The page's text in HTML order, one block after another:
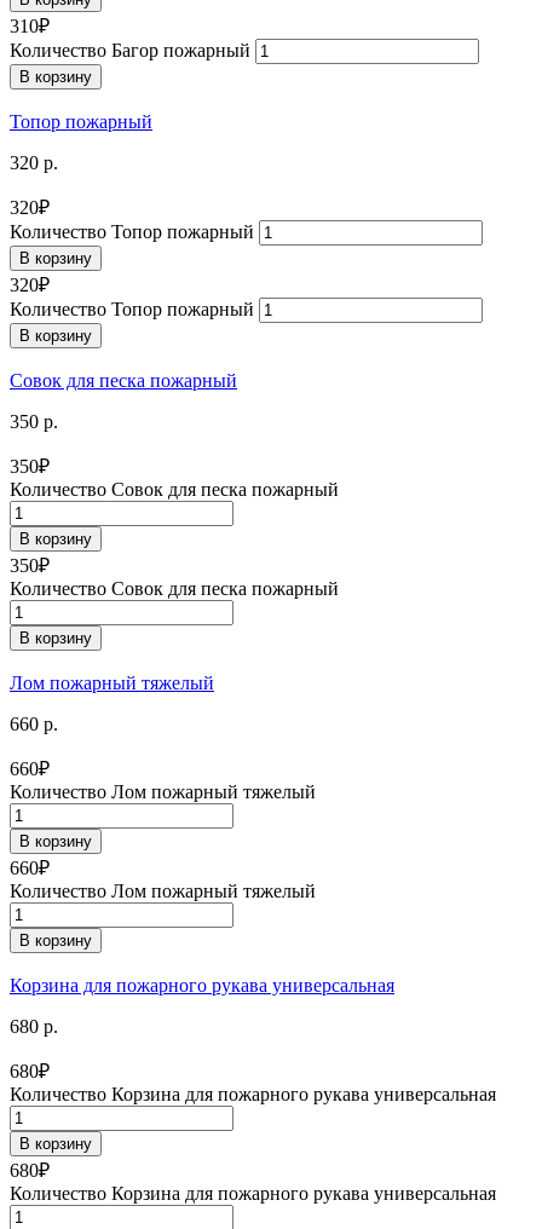
310₽
Количество Багор пожарный
В корзину
Топор пожарный
320 р.
320₽
Количество Топор пожарный
В корзину
320₽
Количество Топор пожарный
В корзину
Совок для песка пожарный
350 р.
350₽
Количество Совок для песка пожарный
В корзину
350₽
Количество Совок для песка пожарный
В корзину
Лом пожарный тяжелый
660 р.
660₽
Количество Лом пожарный тяжелый
В корзину
660₽
Количество Лом пожарный тяжелый
В корзину
Корзина для пожарного рукава универсальная
680 р.
680₽
Количество Корзина для пожарного рукава универсальная
В корзину
680₽
Количество Корзина для пожарного рукава универсальная